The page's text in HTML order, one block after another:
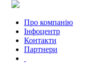
Про компанію
Інфоцентр
Контакти
Партнери